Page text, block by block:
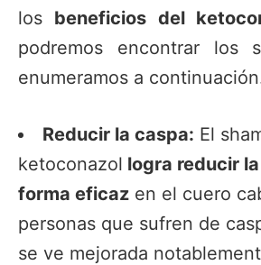
los beneficios del
podremos encontrar los
enumeramos a
Reducir la caspa: El
ketoconazol logra reducir
forma eficaz en el cuero
personas que sufren de
se ve mejorada